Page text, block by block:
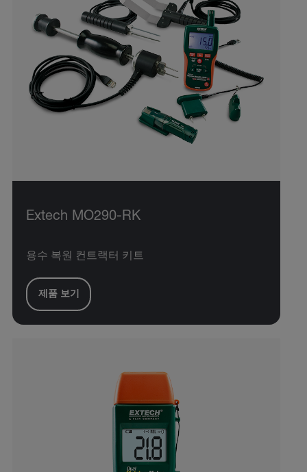
Extech MO290-RK
용수 복원 컨트랙터 키트
제품 보기